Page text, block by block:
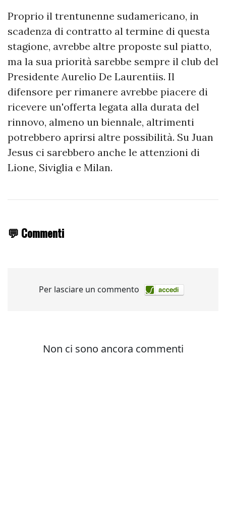
Proprio il trentunenne sudamericano, in
scadenza di contratto al termine di questa
stagione, avrebbe altre proposte sul piatto,
ma la sua priorità sarebbe sempre il club del
Presidente Aurelio De Laurentiis. Il
difensore per rimanere avrebbe piacere di
ricevere un'offerta legata alla durata del
rinnovo, almeno un biennale, altrimenti
potrebbero aprirsi altre possibilità. Su Juan
Jesus ci sarebbero anche le attenzioni di
Lione, Siviglia e Milan.
💬 Commenti